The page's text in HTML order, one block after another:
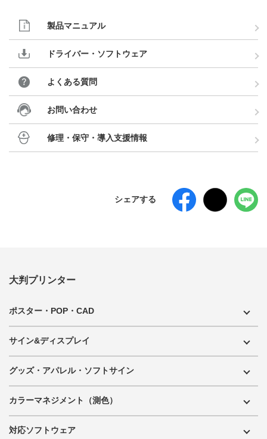
製品マニュアル
ドライバー・ソフトウェア
よくある質問
お問い合わせ
修理・保守・導入支援情報
シェアする
大判プリンター
ポスター・POP・CAD
サイン&ディスプレイ
グッズ・アパレル・ソフトサイン
カラーマネジメント（測色）
対応ソフトウェア